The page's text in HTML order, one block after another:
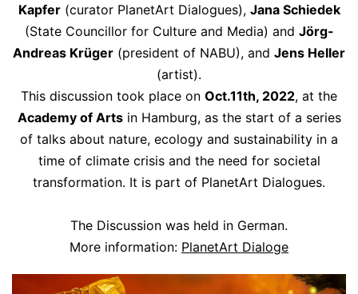
Kapfer(curator PlanetArt Dialogues), Jana Schiedek
(State Councillor for Culture and Media) and Jörg-
Andreas Krüger (president of NABU), and Jens Heller
(artist).
This discussion took place on Oct.11th, 2022, at the
Academy of Artsin Hamburg, as the start of a series
of talks about nature, ecology and sustainability in a
time of climate crisis and the need for societal
transformation. It is part of PlanetArt Dialogues.
The Discussion was held in German.
More information: PlanetArt Dialoge